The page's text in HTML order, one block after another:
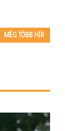
MÉG TÖBB HÍR